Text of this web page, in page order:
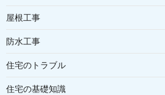
屋根工事
防水工事
住宅のトラブル
住宅の基礎知識